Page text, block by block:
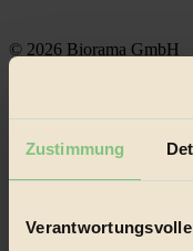
Zustimmung
© 2026 Biorama GmbH
Biorama steht für einen
Lebenswandel. Es ist
Handels mit